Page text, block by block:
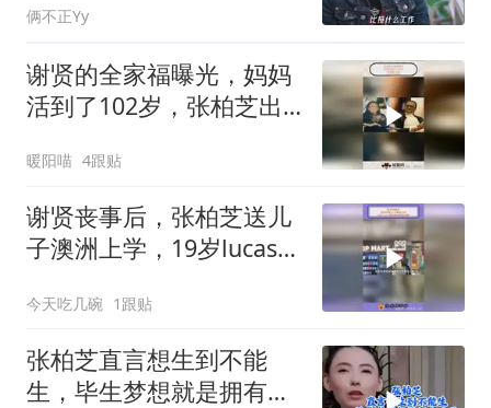
透的妈妈
俩不正Yy
谢贤的全家福曝光，妈妈
活到了102岁，张柏芝出
暖阳喵 4跟贴
谢贤丧事后，张柏芝送儿
子澳洲上学，19岁lucas临
今天吃几碗 1跟贴
张柏芝直言想生到不能
生，毕生梦想就是拥有孩